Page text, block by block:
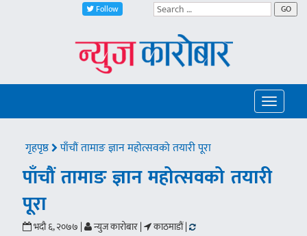
Follow GO
Toggle
गृहपृष्ठ पाँचौं तामाङ ज्ञान महोत्सवको तयारी पूरा
पाँचौं तामाङ ज्ञान महोत्सवको तयारी
पूरा
भदौ ६, २०७७ | न्युज कारोबार | काठमाडौं |